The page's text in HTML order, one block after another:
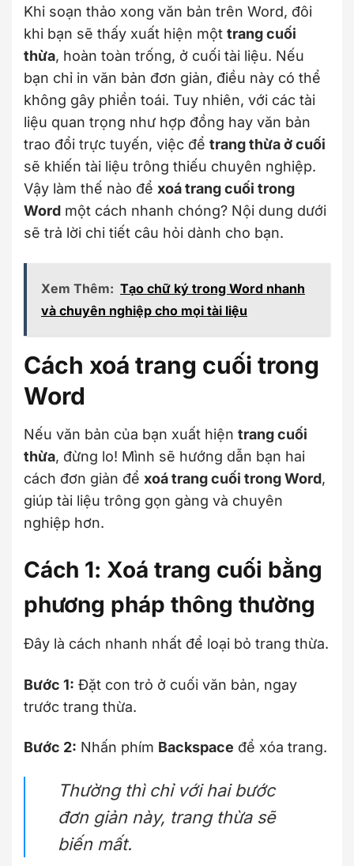
Khi soạn thảo xong văn bản trên Word, đôi
khi bạn sẽ thấy xuất hiện một trang cuối
thừa, hoàn toàn trống, ở cuối tài liệu. Nếu
bạn chỉ in văn bản đơn giản, điều này có thể
không gây phiền toái. Tuy nhiên, với các tài
liệu quan trọng như hợp đồng hay văn bản
trao đổi trực tuyến, việc để trang thừa ở cuối
sẽ khiến tài liệu trông thiếu chuyên nghiệp.
Vậy làm thế nào để xoá trang cuối trong
Word một cách nhanh chóng? Nội dung dưới
sẽ trả lời chi tiết câu hỏi dành cho bạn.
Xem Thêm: Tạo chữ ký trong Word nhanh
và chuyên nghiệp cho mọi tài liệu
Cách xoá trang cuối trong
Word
Nếu văn bản của bạn xuất hiện trang cuối
thừa, đừng lo! Mình sẽ hướng dẫn bạn hai
cách đơn giản để xoá trang cuối trong Word,
giúp tài liệu trông gọn gàng và chuyên
nghiệp hơn.
Cách 1: Xoá trang cuối bằng
phương pháp thông thường
Đây là cách nhanh nhất để loại bỏ trang thừa.
Bước 1: Đặt con trỏ ở cuối văn bản, ngay
trước trang thừa.
Bước 2: Nhấn phím Backspace để xóa trang.
Thường thì chỉ với hai bước
đơn giản này, trang thừa sẽ
biến mất.